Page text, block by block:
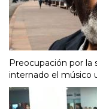
Preocupación por la
internado el músico